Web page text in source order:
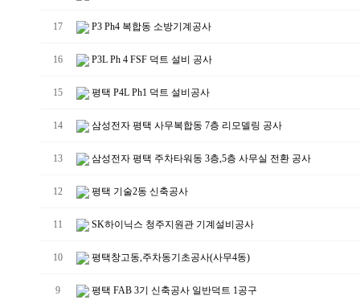
17 P3 Ph4 복합동 소방기계공사
16 P3L Ph 4 FSF 덕트 설비 공사
15 평택 P4L Ph1 덕트 설비공사
14 삼성전자 평택 사무복합동 7층 리모델링 공사
13 삼성전자 평택 주차타워동 3층,5층 사무실 전환 공사
12 평택 기술2동 신축공사
11 SK하이닉스 청주지원관 기계설비공사
10 평택창고동,주차동기초공사(사무4동)
9 평택 FAB 3기 신축공사 일반덕트 1공구